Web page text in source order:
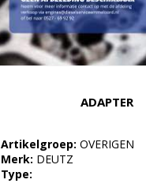
ADAPTER
Artikelgroep:OVERIGEN
Merk: DEUTZ
Type: